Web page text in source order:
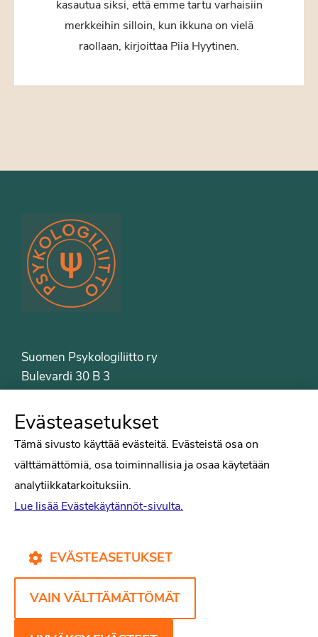
kasautua siksi, että emme tartu varhaisiin
merkkeihin silloin, kun ikkuna on vielä
raollaan, kirjoittaa Piia Hyytinen.
Suomen Psykologiliitto ry
Bulevardi 30 B 3
Puh. 09-6122 9122
Psykologiliiton sivut
Tiede
Puheenvuorot
Kirjat
Yhteystiedot
Evästekäytännöt
Evästeasetukset
Tämä sivusto käyttää evästeitä. Evästeistä osa on
välttämättömiä, osa toiminnallisia ja osaa käytetään
analytiikkatarkoituksiin.
Lue lisää Evästekäytännöt-sivulta.
EVÄSTEASETUKSET
VAIN VÄLTTÄMÄTTÖMÄT